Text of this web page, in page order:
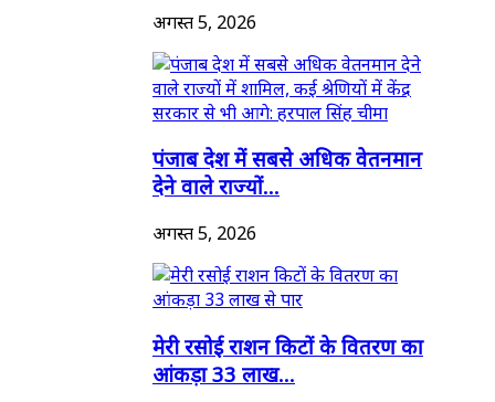
अगस्त 5, 2026
पंजाब देश में सबसे अधिक वेतनमान
देने वाले राज्यों...
अगस्त 5, 2026
मेरी रसोई राशन किटों के वितरण का
आंकड़ा 33 लाख...